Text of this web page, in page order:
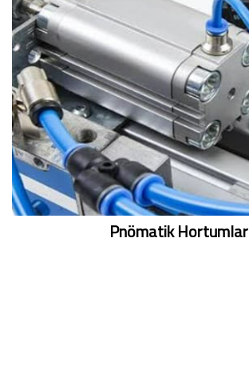
Pnömatik Hortumlar